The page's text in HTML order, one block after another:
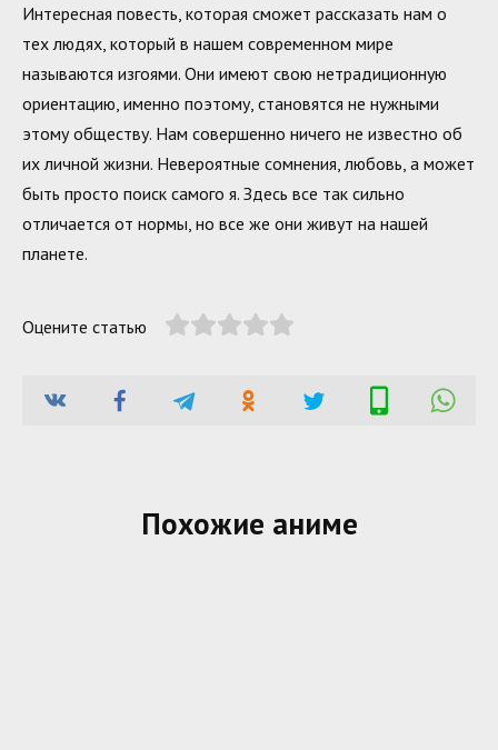
Интересная повесть, которая сможет рассказать нам о
тех людях, который в нашем современном мире
называются изгоями. Они имеют свою нетрадиционную
ориентацию, именно поэтому, становятся не нужными
этому обществу. Нам совершенно ничего не известно об
их личной жизни. Невероятные сомнения, любовь, а может
быть просто поиск самого я. Здесь все так сильно
отличается от нормы, но все же они живут на нашей
планете.
Оцените статью
Похожие аниме